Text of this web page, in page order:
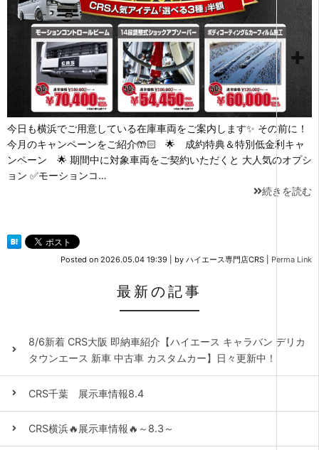
今日も横浜でご用意している在庫車両をご案内します✨ その前に！
今月のキャンペーンをご紹介🤲🏻 🌟 成約特典＆特別低金利キャ
ンペーン 🌟 期間中に対象車両をご契約いただくと 大人気のオプシ
ョン ✅モーションコ…
続きを読む
Posted on 2026.05.04 19:39 by ハイエース専門店CRS Perma Link
最新の記事
8/6新着 CRS大阪 即納車紹介【ハイエース キャラバン デリカ
タウンエース 新車 中古車 カスタムカー】日々更新中！
CRS千葉 展示車情報8.4
CRS横浜🔥展示車情報🔥～8.3～